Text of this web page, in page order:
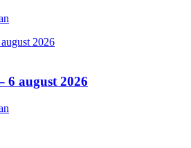
6 august 2026